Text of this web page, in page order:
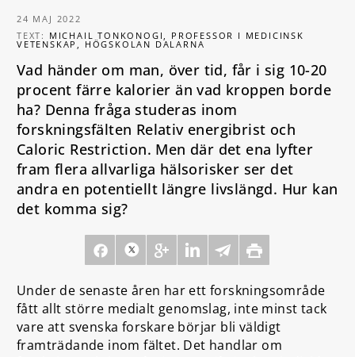
24 MAJ 2022
TEXT: MICHAIL TONKONOGI, PROFESSOR I MEDICINSK
VETENSKAP, HÖGSKOLAN DALARNA
Vad händer om man, över tid, får i sig 10-20
procent färre kalorier än vad kroppen borde
ha? Denna fråga studeras inom
forskningsfälten Relativ energibrist och
Caloric Restriction. Men där det ena lyfter
fram flera allvarliga hälsorisker ser det
andra en potentiellt längre livslängd. Hur kan
det komma sig?
Under de senaste åren har ett forskningsområde
fått allt större medialt genomslag, inte minst tack
vare att svenska forskare börjar bli väldigt
framträdande inom fältet. Det handlar om